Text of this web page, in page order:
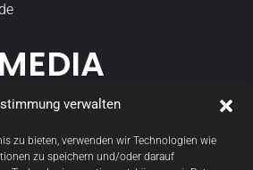
verwalten
zu bieten, verwenden wir Technologien wie
zu speichern und/oder darauf